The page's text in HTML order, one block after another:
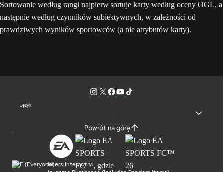
Sortowanie według rangi najpierw sortuje karty według oceny OGL, a
następnie według czynników subiektywnych, w zależności od
prawdziwych wyników sportowców (a nie atrybutów karty).
Język
Powrót na górę
Users Interact